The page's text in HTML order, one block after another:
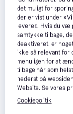
det muligt for
der er vist under
levere«. Hvis du
samtykke tilbage,
deaktiveret, er
ikke så relevant for
menu igen for at
tilbage når som
nederst på
Website. Se vores
Cookiepolitik